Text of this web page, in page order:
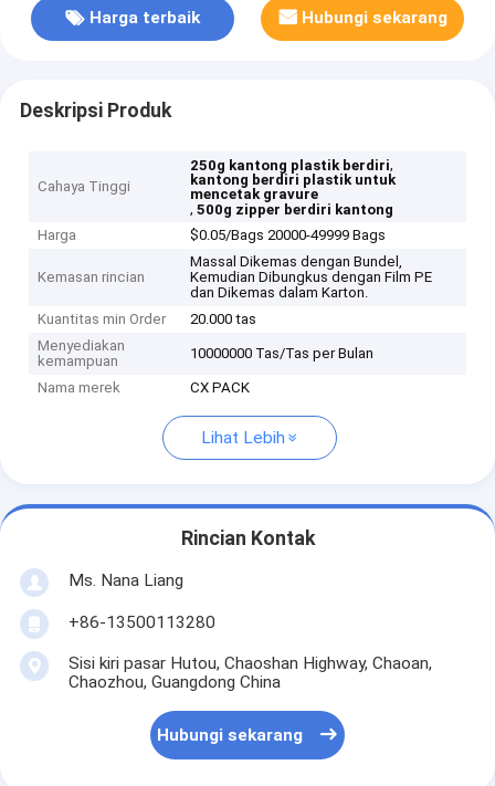
Harga terbaik Hubungi sekarang
Deskripsi Produk
Cahaya Tinggi
250g kantong plastik berdiri,
kantong berdiri plastik untuk
mencetak gravure
,500g zipper berdiri kantong
Harga
$0.05/Bags 20000-49999 Bags
Kemasan rincian
Massal Dikemas dengan Bundel,
Kemudian Dibungkus dengan Film PE
dan Dikemas dalam Karton.
Kuantitas min Order
20.000 tas
Menyediakan
kemampuan
10000000 Tas/Tas per Bulan
Nama merek CX PACK
Lihat Lebih
Rincian Kontak
Ms. Nana Liang
+86-13500113280
Sisi kiri pasar Hutou, Chaoshan Highway, Chaoan,
Chaozhou, Guangdong China
Hubungi sekarang